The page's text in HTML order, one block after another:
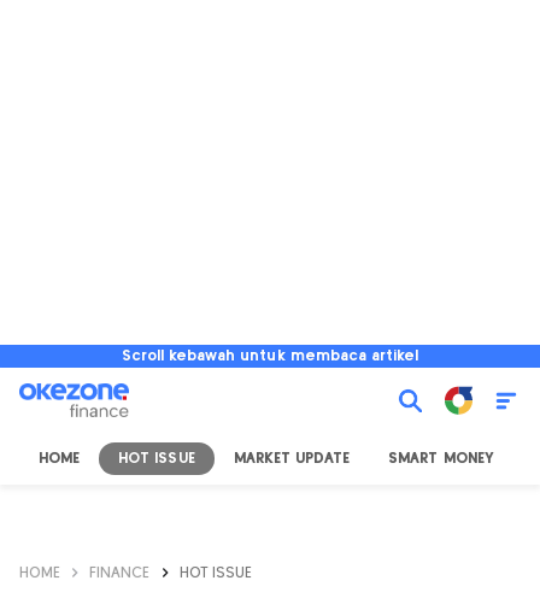
Scroll kebawah untuk membaca artikel
HOME HOT ISSUE MARKET UPDATE SMART MONEY
HOME FINANCE HOT ISSUE